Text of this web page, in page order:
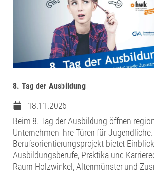
8. Tag der Ausbildung
18.11.2026
Beim 8. Tag der Ausbildung öffnen
Unternehmen ihre Türen für Jugendliche.
Berufsorientierungsprojekt bietet
Ausbildungsberufe, Praktika und
Raum Holzwinkel, Altenmünster und